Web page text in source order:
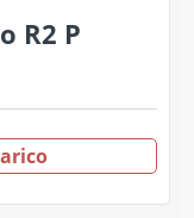
R2 P